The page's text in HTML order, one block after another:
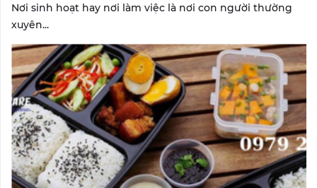
Nơi sinh hoạt hay nơi làm việc là nơi con người thường
xuyên...